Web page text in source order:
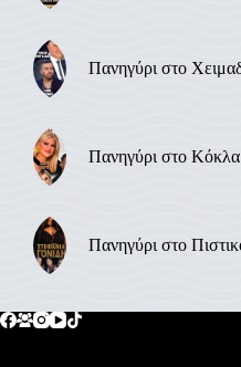
Πανηγύρι στο
Πανηγύρι στο
Πανηγύρι στο